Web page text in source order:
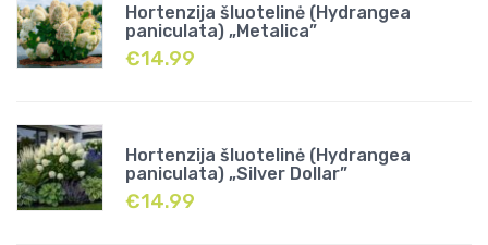
Hortenzija šluotelinė (Hydrangea
paniculata) „Metalica”
€14.99
Hortenzija šluotelinė (Hydrangea
paniculata) „Silver Dollar”
€14.99